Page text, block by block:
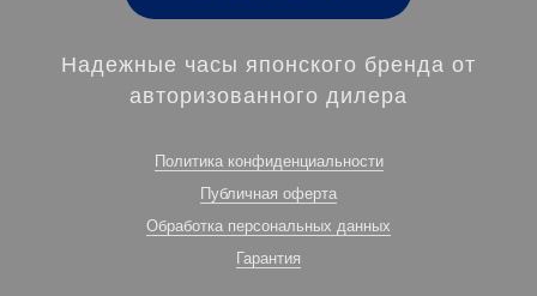
Надежные часы японского бренда от
авторизованного дилера
Политика конфиденциальности
Публичная оферта
Обработка персональных данных
Гарантия